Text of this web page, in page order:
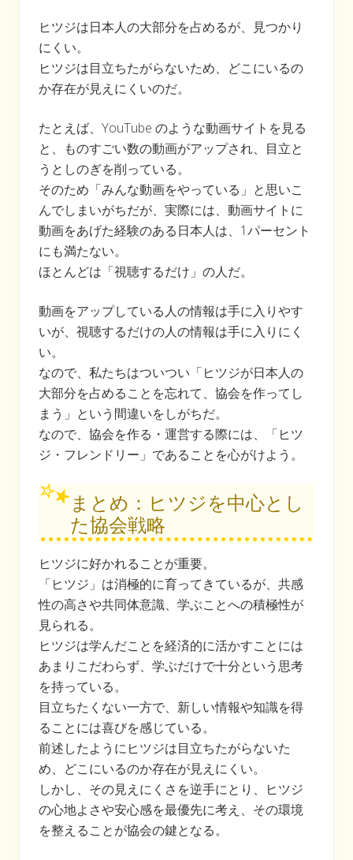
ヒツジは日本人の大部分を占めるが、見つかり
にくい。
ヒツジは目立ちたがらないため、どこにいるの
か存在が見えにくいのだ。
たとえば、YouTube のような動画サイトを見る
と、ものすごい数の動画がアップされ、目立と
うとしのぎを削っている。
そのため「みんな動画をやっている」と思いこ
んでしまいがちだが、実際には、動画サイトに
動画をあげた経験のある日本人は、1パーセント
にも満たない。
ほとんどは「視聴するだけ」の人だ。
動画をアップしている人の情報は手に入りやす
いが、視聴するだけの人の情報は手に入りにく
い。
なので、私たちはついつい「ヒツジが日本人の
大部分を占めることを忘れて、協会を作ってし
まう」という間違いをしがちだ。
なので、協会を作る・運営する際には、「ヒツ
ジ・フレンドリー」であることを心がけよう。
まとめ：ヒツジを中心とし
た協会戦略
ヒツジに好かれることが重要。
「ヒツジ」は消極的に育ってきているが、共感
性の高さや共同体意識、学ぶことへの積極性が
見られる。
ヒツジは学んだことを経済的に活かすことには
あまりこだわらず、学ぶだけで十分という思考
を持っている。
目立ちたくない一方で、新しい情報や知識を得
ることには喜びを感じている。
前述したようにヒツジは目立ちたがらないた
め、どこにいるのか存在が見えにくい。
しかし、その見えにくさを逆手にとり、ヒツジ
の心地よさや安心感を最優先に考え、その環境
を整えることが協会の鍵となる。